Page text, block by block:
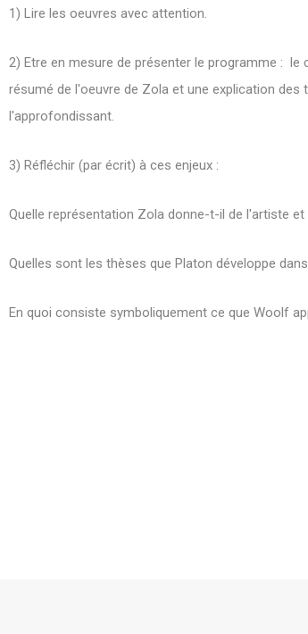
1) Lire les oeuvres avec attention.
2) Etre en mesure de présenter le programme : le
résumé de l'oeuvre de Zola et une explication
l'approfondissant.
3) Réfléchir (par écrit) à ces enjeux :
Quelle représentation Zola donne-t-il de l'artiste
Quelles sont les thèses que Platon développe
En quoi consiste symboliquement ce que Woolf